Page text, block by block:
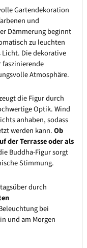
Gartendekoration
und
Dämmerung beginnt
zu leuchten
Licht. Die dekorative
faszinierende
Atmosphäre.
die Figur durch
Optik. Wind
anhaben, sodass
werden kann.Ob
der Terrasse oder als
Buddha-Figur sorgt
Stimmung.
durch
bei
und am Morgen